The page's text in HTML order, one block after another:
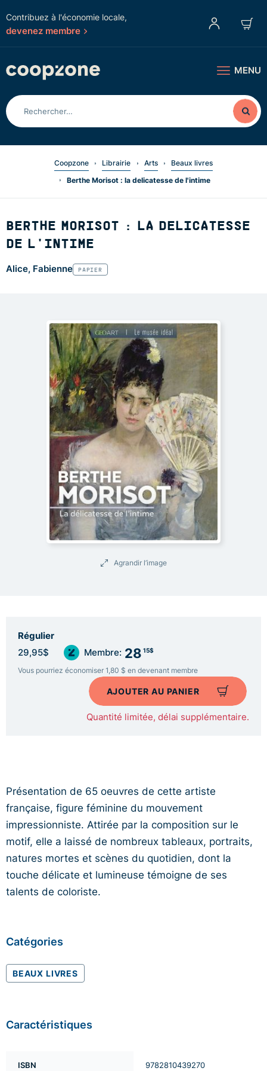
Contribuez à l'économie locale,
devenez membre
MENU
Coopzone Librairie Arts
Beaux livres
Berthe Morisot : la delicatesse de l'intime
BERTHE MORISOT : LA DELICATESSE
DE L'INTIME
Alice, Fabienne PAPIER
Agrandir l’image
Régulier
29,95$ Membre: 28 15$
Vous pourriez économiser 1,80 $ en devenant membre
AJOUTER AU PANIER
Quantité limitée, délai supplémentaire.
Présentation de 65 oeuvres de cette artiste
française, figure féminine du mouvement
impressionniste. Attirée par la composition sur le
motif, elle a laissé de nombreux tableaux, portraits,
natures mortes et scènes du quotidien, dont la
touche délicate et lumineuse témoigne de ses
talents de coloriste.
Catégories
BEAUX LIVRES
Caractéristiques
ISBN 9782810439270